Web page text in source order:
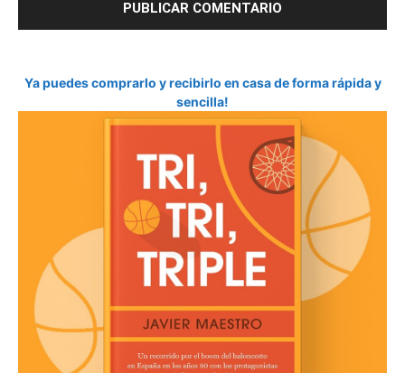
Ya puedes comprarlo y recibirlo en casa de forma rápida y
sencilla!